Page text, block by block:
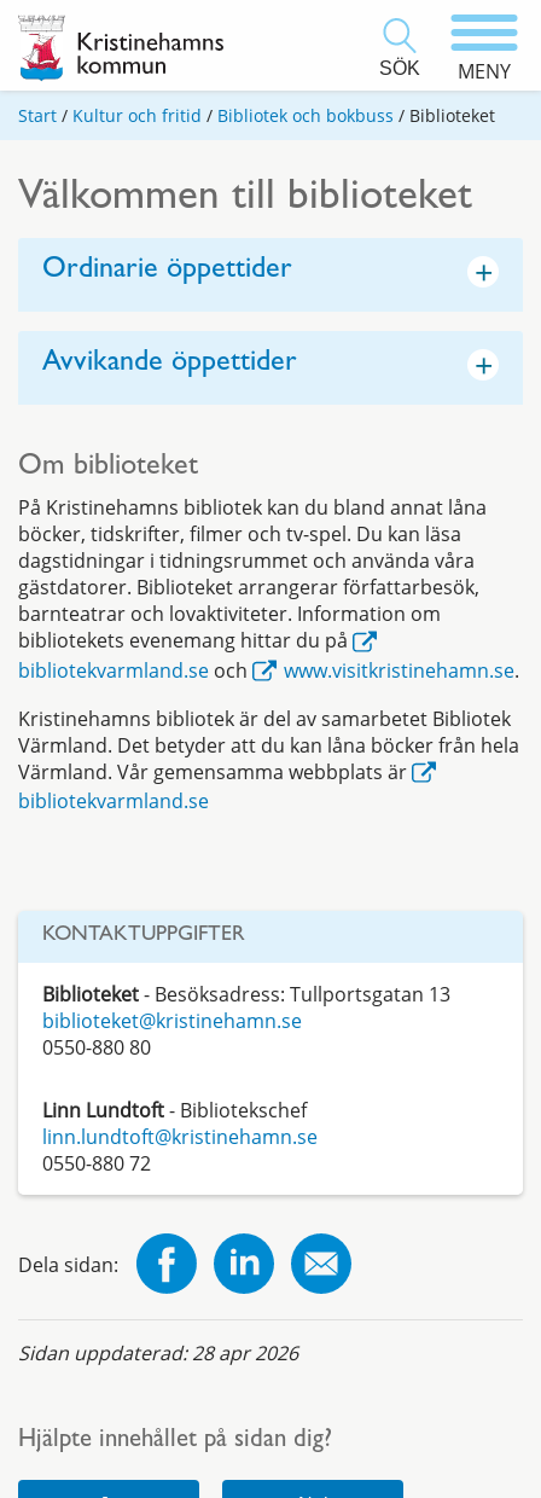
SÖK MENY
Start / Kultur och fritid / Bibliotek och bokbuss / Biblioteket
Välkommen till biblioteket
Ordinarie öppettider +
Avvikande öppettider +
Om biblioteket
På Kristinehamns bibliotek kan du bland annat låna
böcker, tidskrifter, filmer och tv-spel. Du kan läsa
dagstidningar i tidningsrummet och använda våra
gästdatorer. Biblioteket arrangerar författarbesök,
barnteatrar och lovaktiviteter. Information om
bibliotekets evenemang hittar du på
bibliotekvarmland.se och www.visitkristinehamn.se.
Kristinehamns bibliotek är del av samarbetet Bibliotek
Värmland. Det betyder att du kan låna böcker från hela
Värmland. Vår gemensamma webbplats är
bibliotekvarmland.se
KONTAKTUPPGIFTER
Biblioteket- Besöksadress: Tullportsgatan 13
biblioteket@kristinehamn.se
0550-880 80
Linn Lundtoft- Bibliotekschef
linn.lundtoft@kristinehamn.se
0550-880 72
Dela sidan:
Sidan uppdaterad:28 apr 2026
Hjälpte innehållet på sidan dig?